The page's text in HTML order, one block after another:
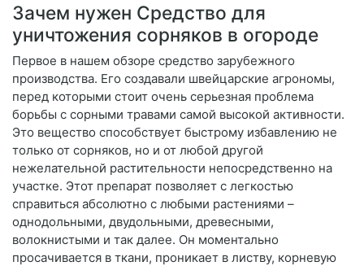
Зачем нужен Средство для
уничтожения сорняков в огороде
Первое в нашем обзоре средство зарубежного
производства. Его создавали швейцарские агрономы,
перед которыми стоит очень серьезная проблема
борьбы с сорными травами самой высокой активности.
Это вещество способствует быстрому избавлению не
только от сорняков, но и от любой другой
нежелательной растительности непосредственно на
участке. Этот препарат позволяет с легкостью
справиться абсолютно с любыми растениями –
однодольными, двудольными, древесными,
волокнистыми и так далее. Он моментально
просачивается в ткани, проникает в листву, корневую